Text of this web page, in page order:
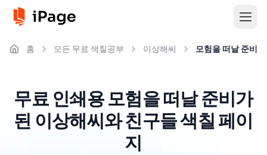
홈 모든 무료 색칠공부 이상해씨 모험을 떠날 준비
무료 인쇄용 모험을 떠날 준비가
된 이상해씨와 친구들 색칠 페이
지